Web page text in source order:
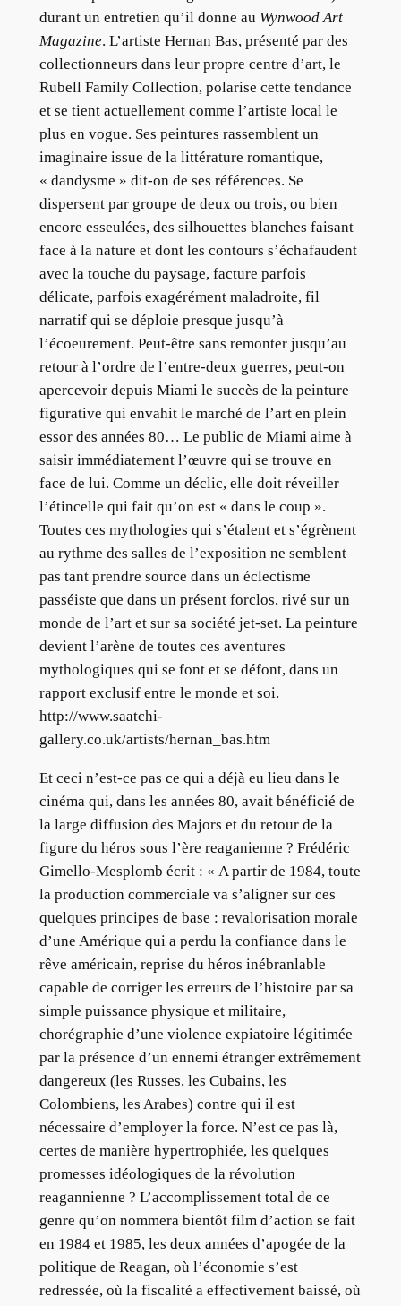
durant un entretien qu’il donne au Wynwood Art
Magazine. L’artiste Hernan Bas, présenté par des
collectionneurs dans leur propre centre d’art, le
Rubell Family Collection, polarise cette tendance
et se tient actuellement comme l’artiste local le
plus en vogue. Ses peintures rassemblent un
imaginaire issue de la littérature romantique,
« dandysme » dit-on de ses références. Se
dispersent par groupe de deux ou trois, ou bien
encore esseulées, des silhouettes blanches faisant
face à la nature et dont les contours s’échafaudent
avec la touche du paysage, facture parfois
délicate, parfois exagérément maladroite, fil
narratif qui se déploie presque jusqu’à
l’écoeurement. Peut-être sans remonter jusqu’au
retour à l’ordre de l’entre-deux guerres, peut-on
apercevoir depuis Miami le succès de la peinture
figurative qui envahit le marché de l’art en plein
essor des années 80… Le public de Miami aime à
saisir immédiatement l’œuvre qui se trouve en
face de lui. Comme un déclic, elle doit réveiller
l’étincelle qui fait qu’on est « dans le coup ».
Toutes ces mythologies qui s’étalent et s’égrènent
au rythme des salles de l’exposition ne semblent
pas tant prendre source dans un éclectisme
passéiste que dans un présent forclos, rivé sur un
monde de l’art et sur sa société jet-set. La peinture
devient l’arène de toutes ces aventures
mythologiques qui se font et se défont, dans un
rapport exclusif entre le monde et soi.
http://www.saatchi-
gallery.co.uk/artists/hernan_bas.htm
Et ceci n’est-ce pas ce qui a déjà eu lieu dans le
cinéma qui, dans les années 80, avait bénéficié de
la large diffusion des Majors et du retour de la
figure du héros sous l’ère reaganienne ? Frédéric
Gimello-Mesplomb écrit : « A partir de 1984, toute
la production commerciale va s’aligner sur ces
quelques principes de base : revalorisation morale
d’une Amérique qui a perdu la confiance dans le
rêve américain, reprise du héros inébranlable
capable de corriger les erreurs de l’histoire par sa
simple puissance physique et militaire,
chorégraphie d’une violence expiatoire légitimée
par la présence d’un ennemi étranger extrêmement
dangereux (les Russes, les Cubains, les
Colombiens, les Arabes) contre qui il est
nécessaire d’employer la force. N’est ce pas là,
certes de manière hypertrophiée, les quelques
promesses idéologiques de la révolution
reagannienne ? L’accomplissement total de ce
genre qu’on nommera bientôt film d’action se fait
en 1984 et 1985, les deux années d’apogée de la
politique de Reagan, où l’économie s’est
redressée, où la fiscalité a effectivement baissé, où